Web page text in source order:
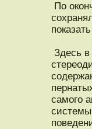
По
Здесь
самого
системы